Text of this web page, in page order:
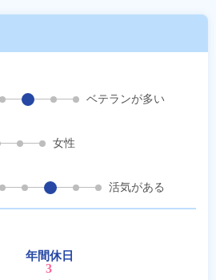
ベテランが多い
女性
活気がある